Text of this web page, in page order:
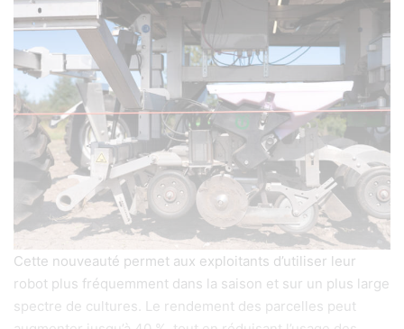
Cette nouveauté permet aux exploitants d’utiliser leur
robot plus fréquemment dans la saison et sur un plus large
spectre de cultures. Le rendement des parcelles peut